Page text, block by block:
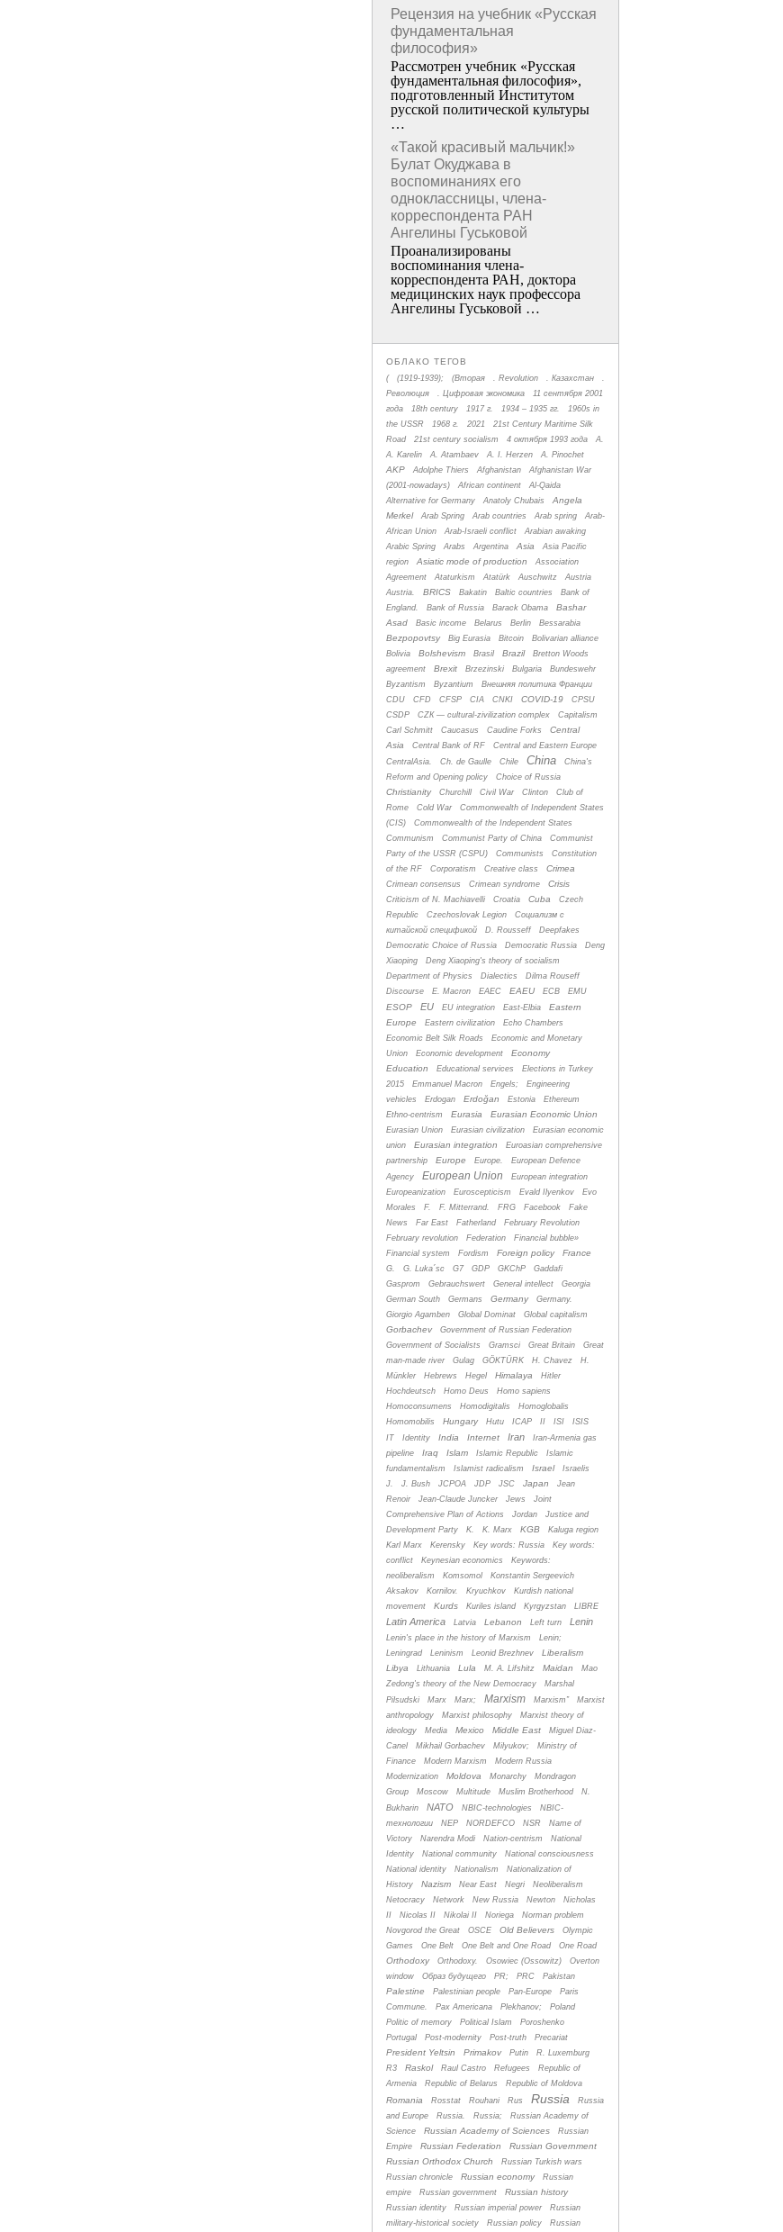
Рецензия на учебник «Русская
фундаментальная
философия»
Рассмотрен учебник «Русская
фундаментальная философия»,
подготовленный Институтом
русской политической культуры
…
«Такой красивый мальчик!»
Булат Окуджава в
воспоминаниях его
одноклассницы, члена-
корреспондента РАН
Ангелины Гуськовой
Проанализированы
воспоминания члена­
корреспондента РАН, доктора
медицинских наук профессора
Ангелины Гуськовой …
ОБЛАКО ТЕГОВ
( (1919-1939); (Вторая . Revolution . Казахстан
.
Революция
. Цифровая экономика
11 сентября 2001
года
18th century 1917 г. 1934 – 1935 гг.
1960s in
the USSR
1968 г. 2021
21st Century Maritime Silk
Road
21st century socialism 4 октября 1993 года
A.
A. Karelin
A. Atambaev A. I. Herzen A. Pinochet
AKP Adolphe Thiers Afghanistan
Afghanistan War
(2001-nowadays)
African continent
Al-Qaida
Alternative for Germany
Anatoly Chubais
Angela
Merkel
Arab Spring Arab countries Arab spring
Arab-
African Union
Arab-Israeli conflict
Arabian awaking
Arabic Spring
Arabs Argentina Asia
Asia Pacific
region
Asiatic mode of production
Association
Agreement
Ataturkism Atatürk Auschwitz
Austria
Austria.
BRICS Bakatin Baltic countries
Bank of
England.
Bank of Russia Barack Obama
Bashar
Asad
Basic income Belarus Berlin Bessarabia
Bezpopovtsy Big Eurasia Bitcoin
Bolivarian alliance
Bolivia
Bolshevism Brasil Brazil
Bretton Woods
agreement
Brexit Brzezinski Bulgaria
Bundeswehr
Byzantism
Byzantium
Bнешняя политика Франции
CDU
CFD CFSP CIA CNKI COVID-19
CPSU
CSDP
CZК — cultural-zivilization complex
Capitalism
Carl Schmitt
Caucasus Caudine Forks
Central
Asia
Central Bank of RF
Central and Eastern Europe
CentralAsia.
Ch. de Gaulle Chile China
China's
Reform and Opening policy
Choice of Russia
Christianity Churchill Civil War Clinton
Club of
Rome
Cold War
Commonwealth of Independent States
(CIS)
Commonwealth of the Independent States
Communism
Communist Party of China
Communist
Party of the USSR (CSPU)
Communists
Constitution
of the RF
Corporatism Creative class Crimea
Crimean consensus Crimean syndrome Crisis
Criticism of N. Machiavelli Croatia Cuba
Czech
Republic
Czechoslovak Legion
Cоциализм с
китайской спецификой
D. Rousseff
Deepfakes
Democratic Choice of Russia
Democratic Russia
Deng
Xiaoping
Deng Xiaoping's theory of socialism
Department of Physics
Dialectics
Dilma Rouseff
Discourse
E. Macron EAEC EAEU ECB EMU
ESOP EU EU integration East-Elbia
Eastern
Europe
Eastern civilization
Echo Chambers
Economic Belt Silk Roads
Economic and Monetary
Union
Economic development
Economy
Education
Educational services
Elections in Turkey
2015
Emmanuel Macron Engels;
Engineering
vehicles
Erdogan Erdoğan Estonia
Ethereum
Ethno-centrism
Eurasia Eurasian Economic Union
Eurasian Union Eurasian civilization
Eurasian economic
union
Eurasian integration
Euroasian comprehensive
partnership
Europe Europe.
European Defence
Agency
European Union
European integration
Europeanization
Euroscepticism Evald Ilyenkov
Evo
Morales
F. F. Mitterrand. FRG Facebook
Fake
News
Far East Fatherland
February Revolution
February revolution
Federation
Financial bubble»
Financial system
Fordism Foreign policy France
G. G. Luka´sc G7 GDP GKChP
Gaddafi
Gasprom
Gebrauchswert General intellect
Georgia
German South
Germans Germany
Germany.
Giorgio Agamben
Global Dominat Global capitalism
Gorbachev
Government of Russian Federation
Government of Socialists
Gramsci Great Britain
Great
man-made river
Gulag GÖKTÜRK H. Chavez
H.
Münkler
Hebrews Hegel Himalaya
Hitler
Hochdeutsch
Homo Deus
Homo sapiens
Homoconsumens
Homodigitalis
Homoglobalis
Homomobilis
Hungary Hutu ICAP II ISI
ISIS
IT
Identity India Internet Iran
Iran-Armenia gas
pipeline
Iraq Islam Islamic Republic
Islamic
fundamentalism
Islamist radicalism Israel
Israelis
J.
J. Bush JCPOA JDP JSC Japan
Jean
Renoir
Jean-Claude Juncker Jews
Joint
Comprehensive Plan of Actions
Jordan
Justice and
Development Party
K. K. Marx KGB
Kaluga region
Karl Marx
Kerensky Key words: Russia
Key words:
conflict
Keynesian economics
Keywords:
neoliberalism
Komsomol
Konstantin Sergeevich
Aksakov
Kornilov. Kryuchkov
Kurdish national
movement
Kurds Kuriles island Kyrgyzstan LIBRE
Latin America Latvia Lebanon Left turn Lenin
Lenin's place in the history of Marxism
Lenin;
Leningrad
Leninism Leonid Brezhnev
Liberalism
Libya
Lithuania Lula M. A. Lifshitz Maidan
Mao
Zedong's theory of the New Democracy
Marshal
Pilsudski
Marx Marx; Marxism Marxism”
Marxist
anthropology
Marxist philosophy
Marxist theory of
ideology
Media Mexico Middle East
Miguel Diaz-
Canel
Mikhail Gorbachev Milyukov;
Ministry of
Finance
Modern Marxism
Modern Russia
Modernization
Moldova Monarchy
Mondragon
Group
Moscow Multitude Muslim Brotherhood
N.
Bukharin
NATO NBIC-technologies
NBIC-
технологии
NEP NORDEFCO NSR
Name of
Victory
Narendra Modi Nation-centrism
National
Identity
National community
National consciousness
National identity
Nationalism
Nationalization of
History
Nazism Near East Negri
Neoliberalism
Netocracy
Network New Russia Newton
Nicholas
II
Nicolas II Nikolai II Noriega
Norman problem
Novgorod the Great
OSCE Old Believers
Olympic
Games
One Belt One Belt and One Road One Road
Orthodoxy Orthodoxy. Osowiec (Ossowitz)
Overton
window
Oбраз будущего PR; PRC Pakistan
Palestine Palestinian people Pan-Europe
Paris
Commune.
Pax Americana Plekhanov;
Poland
Politic of memory
Political Islam
Poroshenko
Portugal
Post-modernity Post-truth Precariat
President Yeltsin Primakov Putin
R. Luxemburg
R3
Raskol Raul Castro Refugees
Republic of
Armenia
Republic of Belarus Republic of Moldova
Romania Rosstat Rouhani Rus Russia
Russia
and Europe
Russia. Russia;
Russian Academy of
Science
Russian Academy of Sciences
Russian
Empire
Russian Federation
Russian Government
Russian Orthodox Church
Russian Turkish wars
Russian chronicle
Russian economy
Russian
empire
Russian government Russian history
Russian identity Russian imperial power
Russian
military-historical society
Russian policy Russian